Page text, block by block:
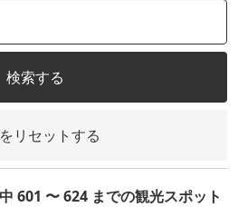
検索する
リセットする
601 〜 624 までの観光スポット